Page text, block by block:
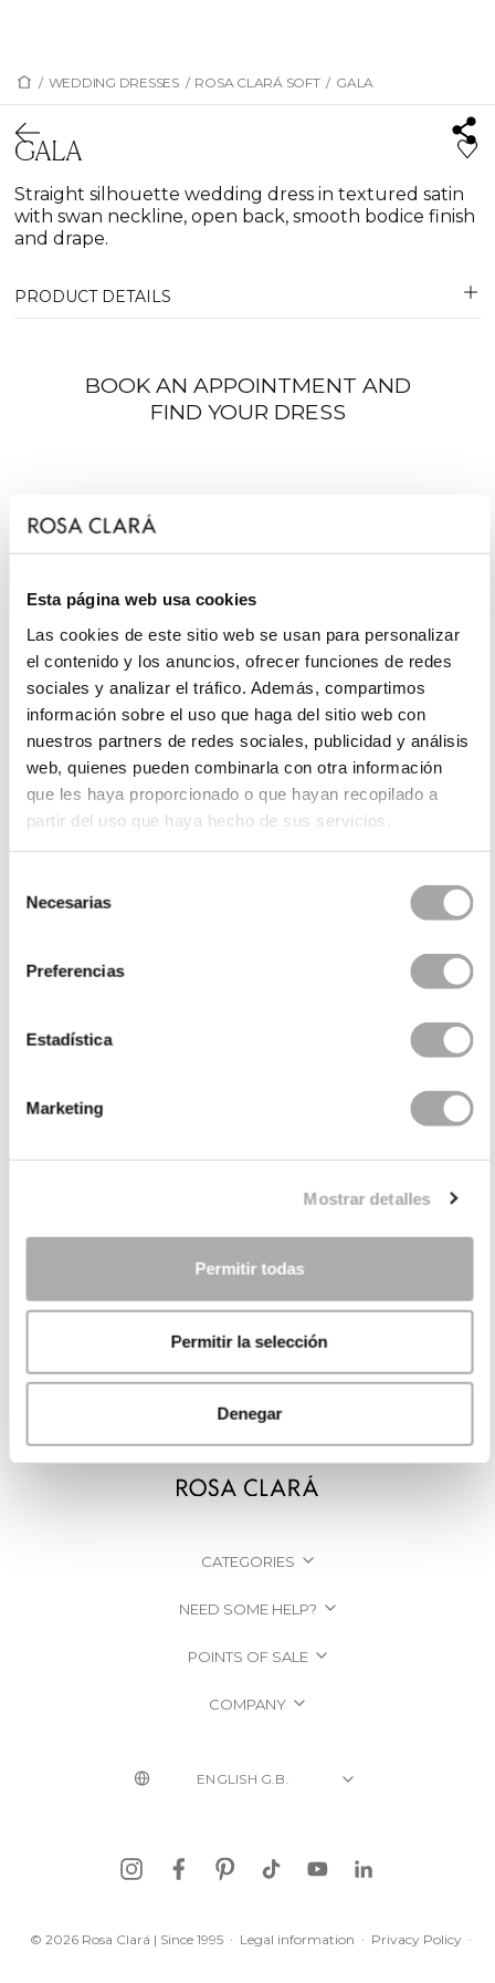
Esta página web usa cookies
Las cookies de este sitio web se usan para personalizar
el contenido y los anuncios, ofrecer funciones de redes
sociales y analizar el tráfico. Además, compartimos
información sobre el uso que haga del sitio web con
nuestros partners de redes sociales, publicidad y análisis
web, quienes pueden combinarla con otra información
que les haya proporcionado o que hayan recopilado a
partir del uso que haya hecho de sus servicios.
Necesarias
Preferencias
Estadística
Marketing
Mostrar detalles
Permitir todas
Permitir la selección
Denegar
/ WEDDING DRESSES / ROSA CLARÁ SOFT / GALA
GALA
Straight silhouette wedding dress in textured satin
with swan neckline, open back, smooth bodice finish
and drape.
PRODUCT DETAILS
BOOK AN APPOINTMENT AND
FIND YOUR DRESS
CATEGORIES
NEED SOME HELP?
POINTS OF SALE
COMPANY
© 2026 Rosa Clará | Since 1995 · Legal information · Privacy Policy ·